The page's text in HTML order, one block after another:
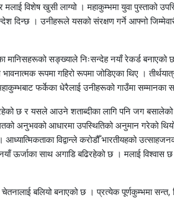
विशेष खुसी लाग्यो । महाकुम्भमा युवा पुस्ताको
दिन्छ । उनीहरूले यसको संरक्षण गर्ने आफ्नो
मानिसहरूको सङ्ख्याले निःसन्देह नयाँ रेकर्ड
रूपमा गहिरो रूपमा जोडिएका थिए ।
फर्केका धेरैलाई उनीहरूको गाउँमा सम्मानका
रहेको छ र यसले आउने शताब्दीका लागि पनि जग
अनुभवको आधारमा उपस्थितिको अनुमान गरेको
विद्वान्ले करोडौँ भारतीयहको
ऊर्जाका साथ अगाडि बढिरहेको छ । मलाई विश्वास
चेतनालाई बलियो बनाएको छ । प्रत्येक पूर्णकुम्भमा